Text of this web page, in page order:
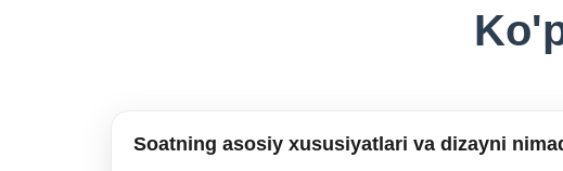
Soatning asosiy xususiyatlari va dizayni